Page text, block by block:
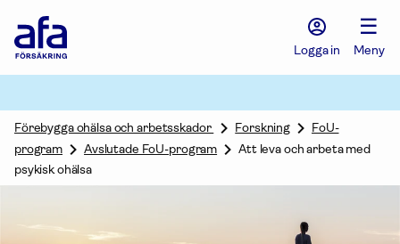
Försäkring
Logga in
☰
Meny
Förebygga ohälsa och arbetsskador Forskning
FoU-
program
Avslutade FoU-program
Att leva och arbeta med
psykisk ohälsa